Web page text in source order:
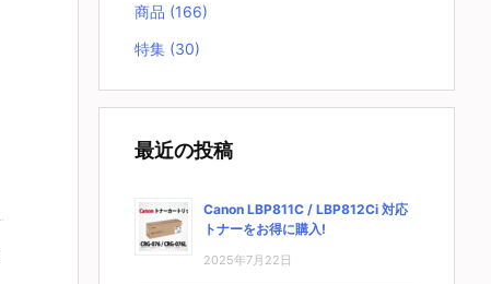
商品 (166)
特集 (30)
最近の投稿
Canon LBP811C / LBP812Ci 対応
トナーをお得に購入!
2025年7月22日